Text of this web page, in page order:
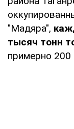
"Мадяра",
тысяч тонн
примерно 200